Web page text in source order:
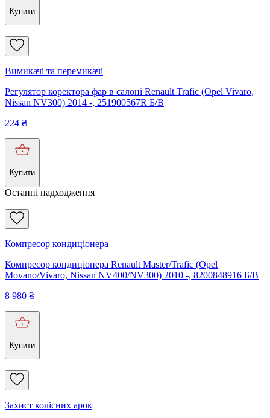
Купити
Вимикачі та перемикачі
Регулятор коректора фар в салоні Renault Trafic (Opel Vivaro,
Nissan NV300) 2014 -, 251900567R Б/В
224 ₴
Купити
Останні надходження
Компресор кондиціонера
Компресор кондиціонера Renault Master/Trafic (Opel
Movano/Vivaro, Nissan NV400/NV300) 2010 -, 8200848916 Б/В
8 980 ₴
Купити
Захист колісних арок